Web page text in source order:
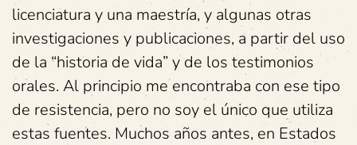
licenciatura y una maestría, y algunas otras
investigaciones y publicaciones, a partir del uso
de la “historia de vida” y de los testimonios
orales. Al principio me encontraba con ese tipo
de resistencia, pero no soy el único que utiliza
estas fuentes. Muchos años antes, en Estados